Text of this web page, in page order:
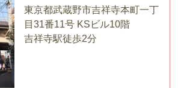
東京都武蔵野市吉祥寺本町一丁
目31番11号 KSビル10階
吉祥寺駅徒歩2分